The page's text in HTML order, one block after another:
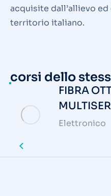
acquisite dall’allievo
territorio italiano.
corsi dello
FIBRA
Elettronico